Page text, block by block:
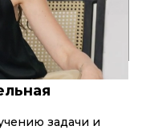
задачи и
30+
бренд-